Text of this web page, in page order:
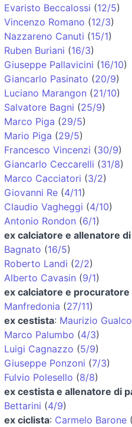
Evaristo Beccalossi (12/5)
Vincenzo Romano (12/3)
Nazzareno Canuti (15/1)
Ruben Buriani (16/3)
Giuseppe Pallavicini (16/10)
Giancarlo Pasinato (20/9)
Luciano Marangon (21/10)
Salvatore Bagni (25/9)
Marco Piga (29/5)
Mario Piga (29/5)
Francesco Vincenzi (30/9)
Giancarlo Ceccarelli (31/8)
Marco Cacciatori (3/2)
Giovanni Re (4/11)
Claudio Vagheggi (4/10)
Antonio Rondon (6/1)
ex calciatore e allenatore
Bagnato (16/5)
Roberto Landi (2/2)
Alberto Cavasin (9/1)
ex calciatore e
Manfredonia (27/11)
ex cestista: Maurizio Gualco
Marco Palumbo (4/3)
Luigi Cagnazzo (5/9)
Giuseppe Ponzoni (7/3)
Fulvio Polesello (8/8)
ex cestista e allenatore di
Bettarini (4/9)
ex ciclista: Carmelo Barone (